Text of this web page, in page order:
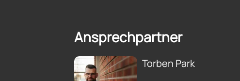
Ansprechpartner
Torben Park